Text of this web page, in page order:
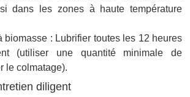
dans les zones à haute température
biomasse : Lubrifier toutes les 12 heures
(utiliser une quantité minimale de
le colmatage).
diligent